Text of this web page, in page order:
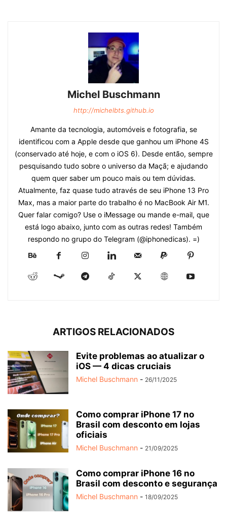
Michel Buschmann
http://michelbts.github.io
Amante da tecnologia, automóveis e fotografia, se
identificou com a Apple desde que ganhou um iPhone 4S
(conservado até hoje, e com o iOS 6). Desde então, sempre
pesquisando tudo sobre o universo da Maçã; e ajudando
quem quer saber um pouco mais ou tem dúvidas.
Atualmente, faz quase tudo através de seu iPhone 13 Pro
Max, mas a maior parte do trabalho é no MacBook Air M1.
Quer falar comigo? Use o iMessage ou mande e-mail, que
está logo abaixo, junto com as outras redes! Também
respondo no grupo do Telegram (@iphonedicas). =)
ARTIGOS RELACIONADOS
Evite problemas ao atualizar o
iOS — 4 dicas cruciais
Michel Buschmann - 26/11/2025
Como comprar iPhone 17 no
Brasil com desconto em lojas
oficiais
Michel Buschmann - 21/09/2025
Como comprar iPhone 16 no
Brasil com desconto e segurança
Michel Buschmann - 18/09/2025